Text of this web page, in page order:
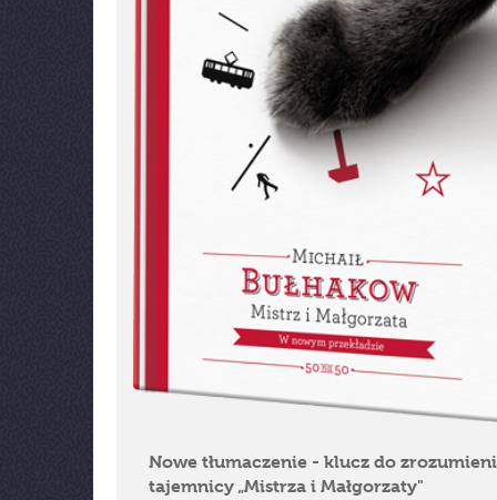
Nowe tłumaczenie - klucz do
tajemnicy „Mistrza i Małgorzaty"